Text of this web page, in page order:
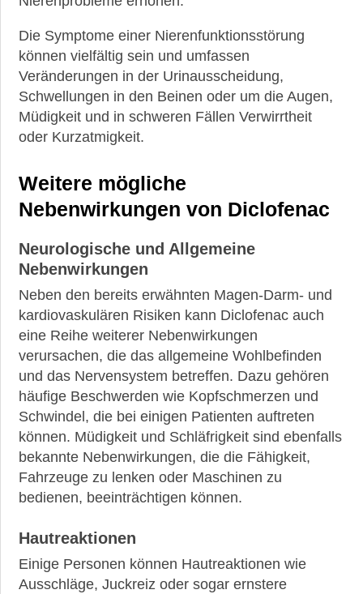
Die Symptome einer Nierenfunktionsstörung
können vielfältig sein und umfassen
Veränderungen in der Urinausscheidung,
Schwellungen in den Beinen oder um die Augen,
Müdigkeit und in schweren Fällen Verwirrtheit
oder Kurzatmigkeit.
Weitere mögliche
Nebenwirkungen von Diclofenac
Neurologische und Allgemeine
Nebenwirkungen
Neben den bereits erwähnten Magen-Darm- und
kardiovaskulären Risiken kann Diclofenac auch
eine Reihe weiterer Nebenwirkungen
verursachen, die das allgemeine Wohlbefinden
und das Nervensystem betreffen. Dazu gehören
häufige Beschwerden wie Kopfschmerzen und
Schwindel, die bei einigen Patienten auftreten
können. Müdigkeit und Schläfrigkeit sind ebenfalls
bekannte Nebenwirkungen, die die Fähigkeit,
Fahrzeuge zu lenken oder Maschinen zu
bedienen, beeinträchtigen können.
Hautreaktionen
Einige Personen können Hautreaktionen wie
Ausschläge, Juckreiz oder sogar ernstere